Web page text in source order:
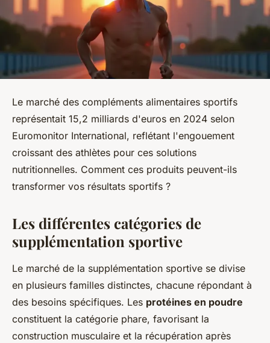
Le marché des compléments alimentaires sportifs
représentait 15,2 milliards d'euros en 2024 selon
Euromonitor International, reflétant l'engouement
croissant des athlètes pour ces solutions
nutritionnelles. Comment ces produits peuvent-ils
transformer vos résultats sportifs ?
Les différentes catégories de
supplémentation sportive
Le marché de la supplémentation sportive se divise
en plusieurs familles distinctes, chacune répondant à
des besoins spécifiques. Les protéines en poudre
constituent la catégorie phare, favorisant la
construction musculaire et la récupération après